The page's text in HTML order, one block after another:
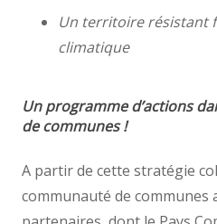
Un territoire résistant
climatique
Un programme d’actions
de communes !
A partir de cette stratégie
communauté de communes